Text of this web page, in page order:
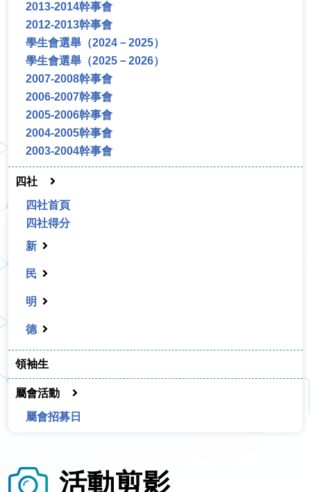
2013-2014幹事會
2012-2013幹事會
學生會選舉（2024－2025）
學生會選舉（2025－2026）
2007-2008幹事會
2006-2007幹事會
2005-2006幹事會
2004-2005幹事會
2003-2004幹事會
四社
四社首頁
四社得分
新
民
明
德
領袖生
屬會活動
屬會招募日
活動剪影